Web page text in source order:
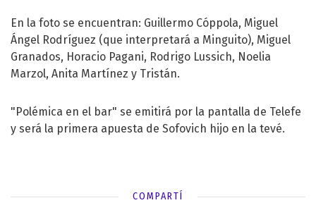
En la foto se encuentran: Guillermo Cóppola, Miguel
Ángel Rodríguez (que interpretará a Minguito), Miguel
Granados, Horacio Pagani, Rodrigo Lussich, Noelia
Marzol, Anita Martínez y Tristán.
"Polémica en el bar" se emitirá por la pantalla de Telefe
y será la primera apuesta de Sofovich hijo en la tevé.
COMPARTÍ